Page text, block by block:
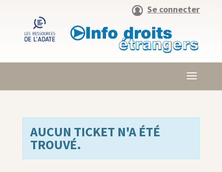
Se connecter
AUCUN TICKET N'A ÉTÉ
TROUVÉ.